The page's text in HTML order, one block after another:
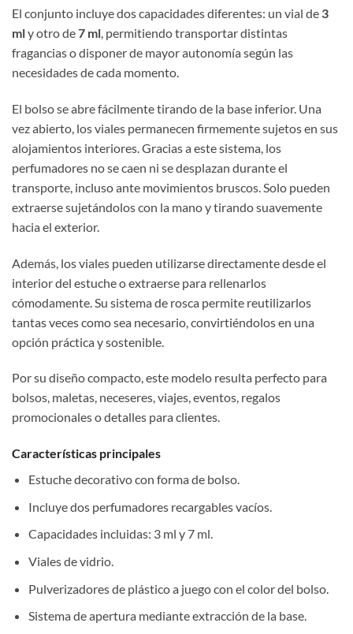
El conjunto incluye dos capacidades diferentes: un vial de 3
mly otro de7 ml, permitiendo transportar distintas
fragancias o disponer de mayor autonomía según las
necesidades de cada momento.
El bolso se abre fácilmente tirando de la base inferior. Una
vez abierto, los viales permanecen firmemente sujetos en sus
alojamientos interiores. Gracias a este sistema, los
perfumadores no se caen ni se desplazan durante el
transporte, incluso ante movimientos bruscos. Solo pueden
extraerse sujetándolos con la mano y tirando suavemente
hacia el exterior.
Además, los viales pueden utilizarse directamente desde el
interior del estuche o extraerse para rellenarlos
cómodamente. Su sistema de rosca permite reutilizarlos
tantas veces como sea necesario, convirtiéndolos en una
opción práctica y sostenible.
Por su diseño compacto, este modelo resulta perfecto para
bolsos, maletas, neceseres, viajes, eventos, regalos
promocionales o detalles para clientes.
Características principales
Estuche decorativo con forma de bolso.
Incluye dos perfumadores recargables vacíos.
Capacidades incluidas: 3 ml y 7 ml.
Viales de vidrio.
Pulverizadores de plástico a juego con el color del bolso.
Sistema de apertura mediante extracción de la base.